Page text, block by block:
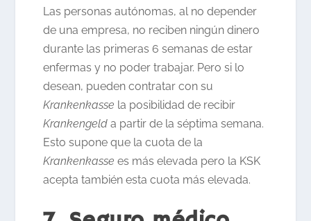
Las personas autónomas, al no depender
de una empresa, no reciben ningún dinero
durante las primeras 6 semanas de estar
enfermas y no poder trabajar. Pero si lo
desean, pueden contratar con su
Krankenkasse la posibilidad de recibir
Krankengeld a partir de la séptima semana.
Esto supone que la cuota de la
Krankenkasse es más elevada pero la KSK
acepta también esta cuota más elevada.